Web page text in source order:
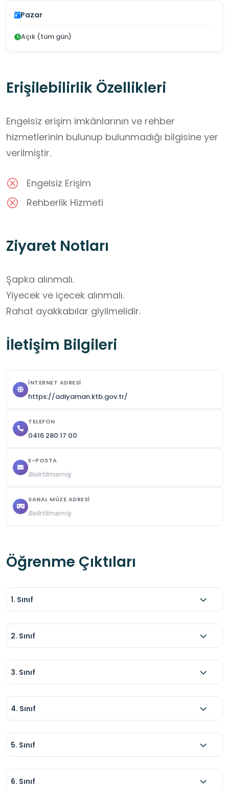
Pazar
Açık (tüm gün)
Erişilebilirlik Özellikleri
Engelsiz erişim imkânlarının ve rehber
hizmetlerinin bulunup bulunmadığı bilgisine yer
verilmiştir.
Engelsiz Erişim
Rehberlik Hizmeti
Ziyaret Notları
Şapka alınmalı.
Yiyecek ve içecek alınmalı.
Rahat ayakkabılar giyilmelidir.
İletişim Bilgileri
İNTERNET ADRESI
https://adiyaman.ktb.gov.tr/
TELEFON
0416 280 17 00
E-POSTA
Belirtilmemiş
SANAL MÜZE ADRESI
Belirtilmemiş
Öğrenme Çıktıları
1. Sınıf
2. Sınıf
3. Sınıf
4. Sınıf
5. Sınıf
6. Sınıf